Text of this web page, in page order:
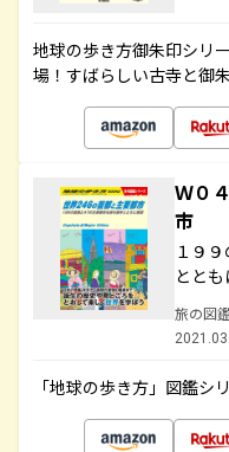
地球の歩き方御朱印シリ
場！すばらしい古寺と御
Ｗ０
市
１９
とと
旅の図
「地球の歩き方」図鑑シ